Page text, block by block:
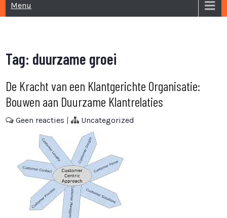
Menu
Tag: duurzame groei
De Kracht van een Klantgerichte Organisatie:
Bouwen aan Duurzame Klantrelaties
Geen reacties | Uncategorized